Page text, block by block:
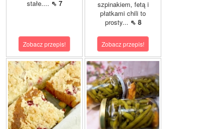
stałe.... ⇖ 7
Zobacz przepis!
szpinakiem, fetą i
płatkami chili to
prosty... ⇖ 8
Zobacz przepis!